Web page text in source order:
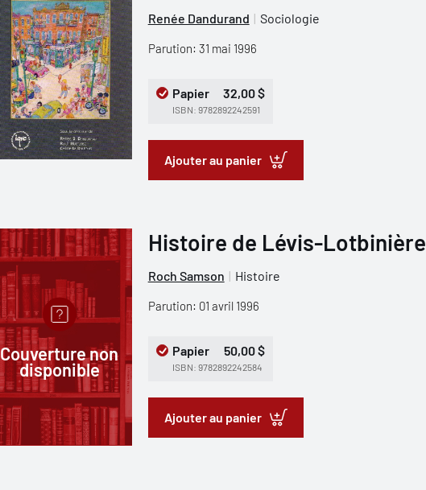
Renée Dandurand Sociologie
Parution: 31 mai 1996
Papier 32,00 $
ISBN: 9782892242591
Ajouter au panier
Couverture non
disponible
Histoire de Lévis-Lotbinière
Roch Samson Histoire
Parution: 01 avril 1996
Papier 50,00 $
ISBN: 9782892242584
Ajouter au panier